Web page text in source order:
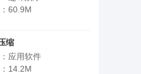
60.9M
缩
应用软件
14.2M